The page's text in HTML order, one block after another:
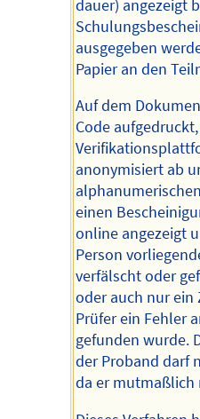
dauer) angezeigt
ausgegeben
Papier an den
Auf dem
Code
anonymisiert ab
einen
online angezeigt
Person
verfälscht oder
oder auch nur
Prüfer ein Fehler
gefunden wurde.
der Proband darf
da er mutmaßlich